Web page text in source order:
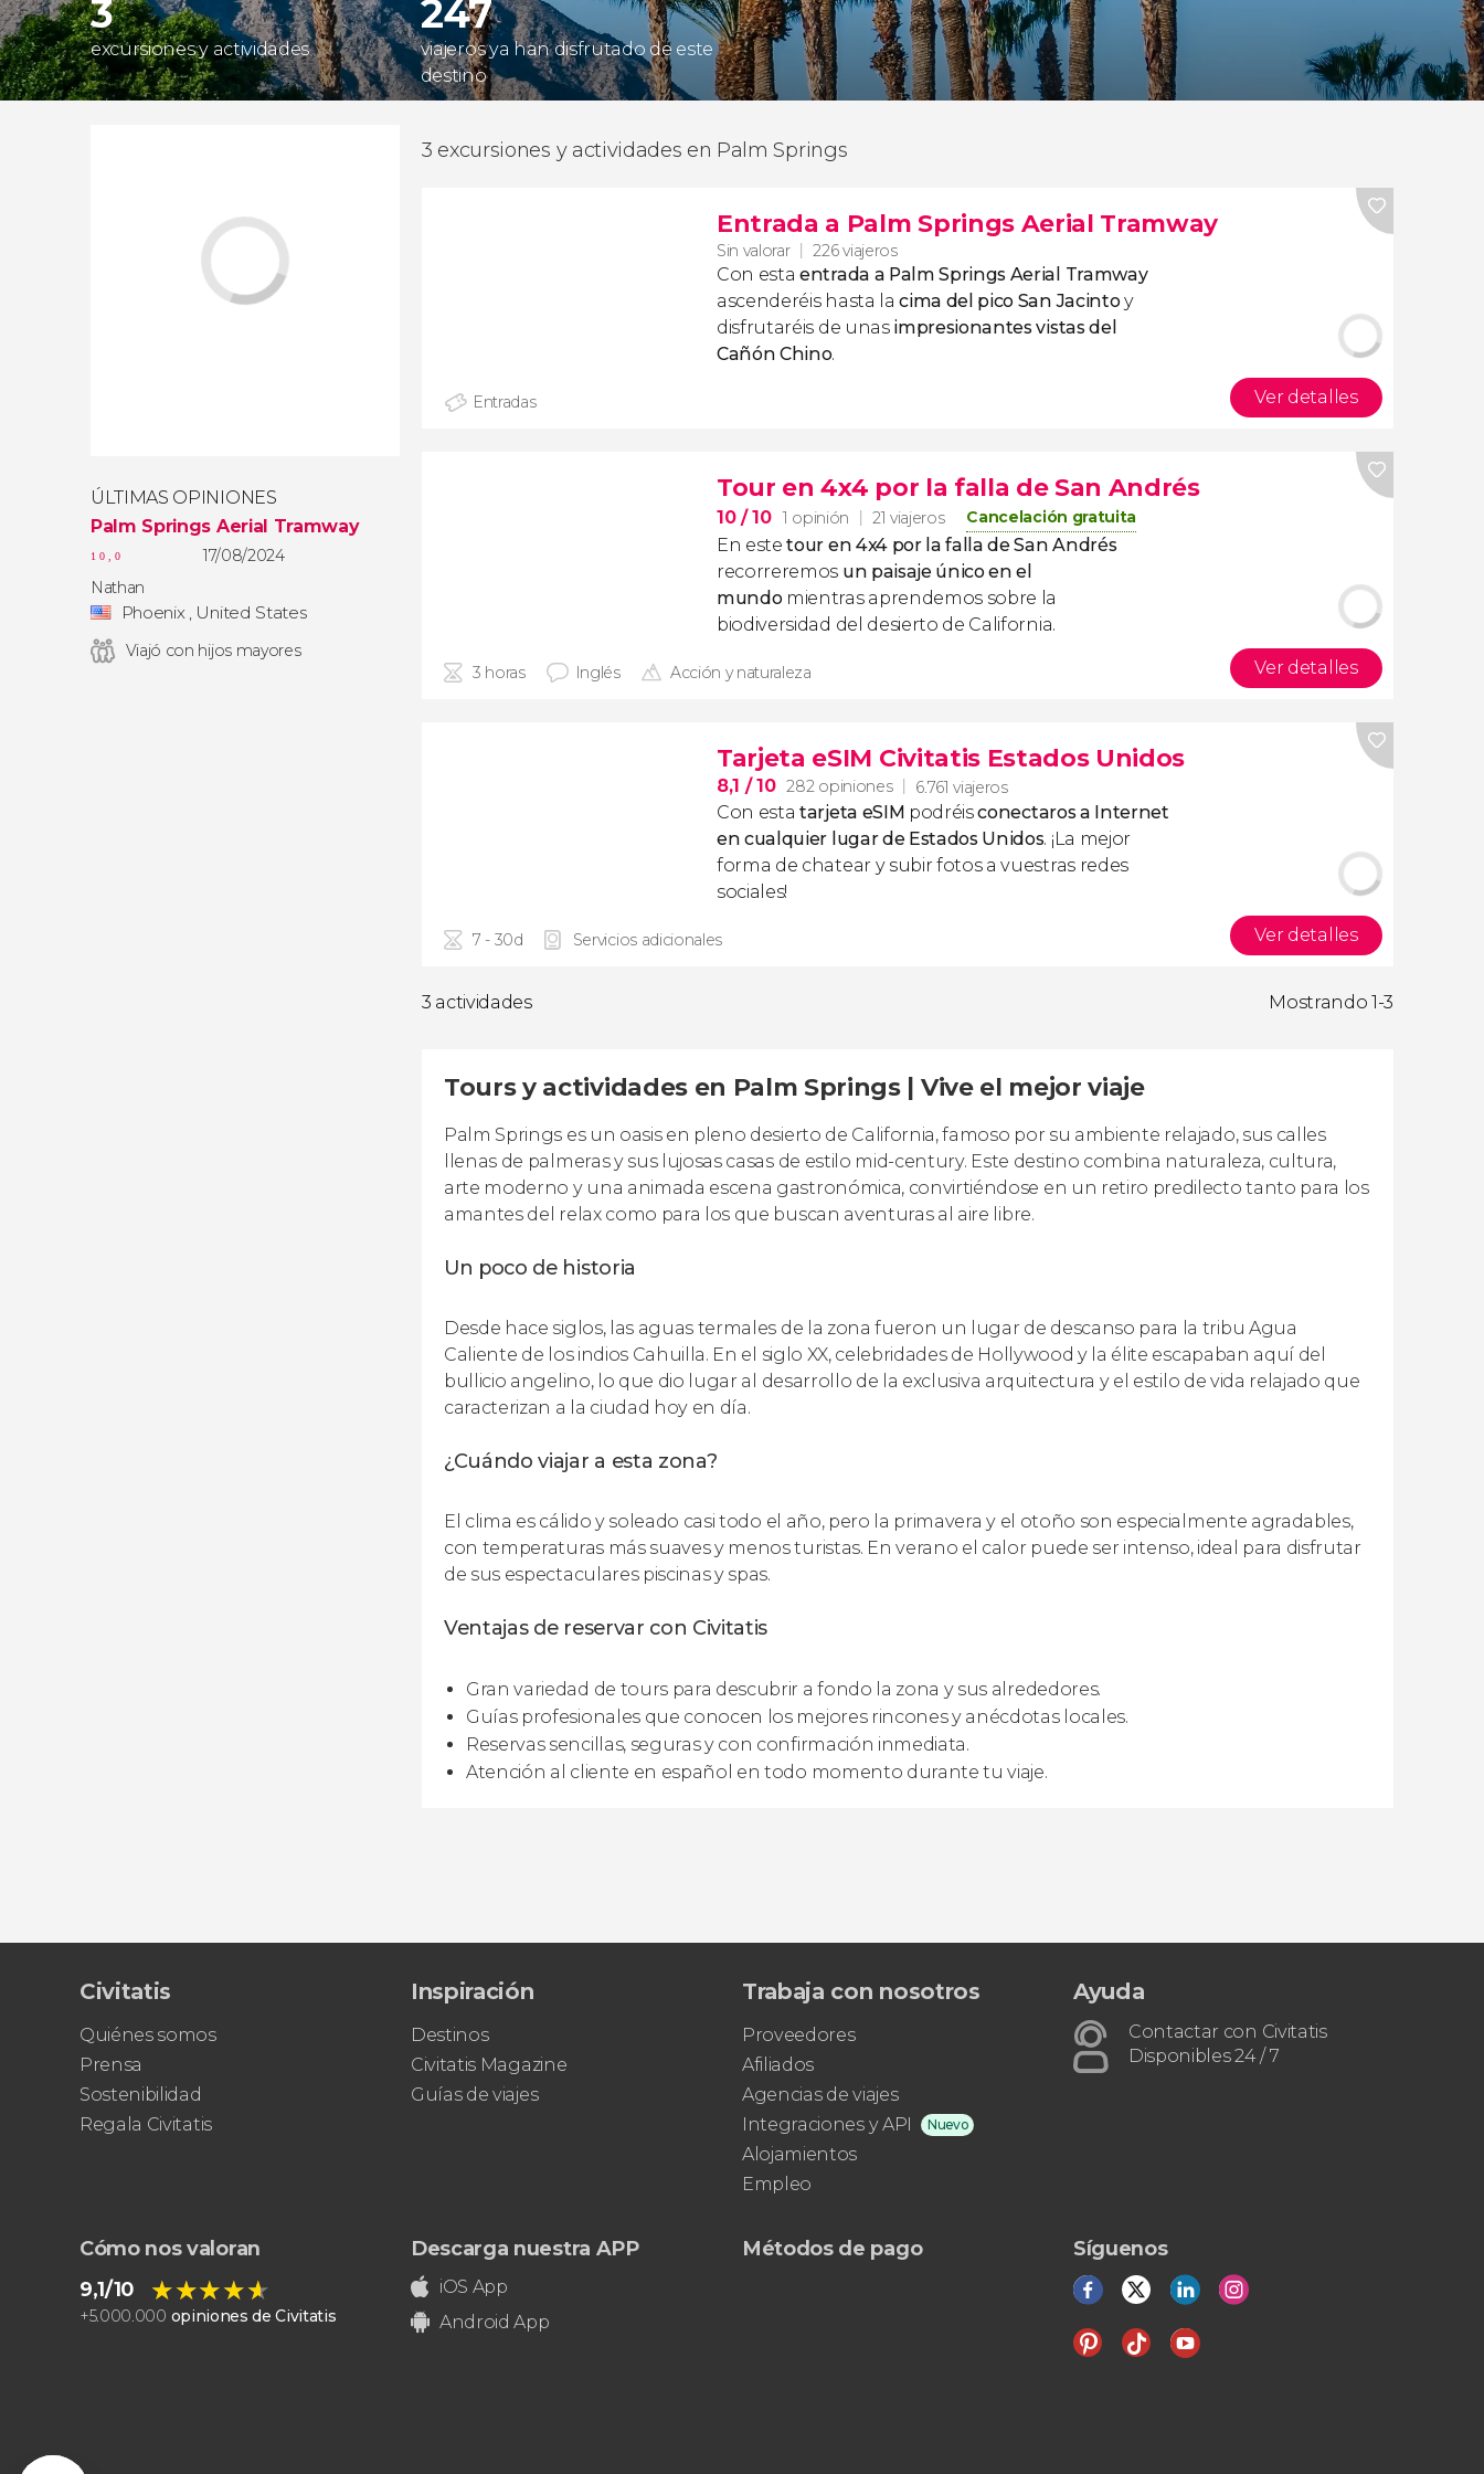
3
excursiones y actividades
247
viajeros ya han disfrutado de este
destino
ÚLTIMAS OPINIONES
Palm Springs Aerial Tramway
10,0
17/08/2024
Nathan
Phoenix , United States
Viajó con hijos mayores
3 excursiones y actividades en Palm Springs
Entrada a Palm Springs Aerial Tramway
Sin valorar 226 viajeros
Con estaentrada a Palm Springs Aerial Tramway
ascenderéis hasta lacima del pico San Jacintoy
disfrutaréis de unas impresionantes vistas del
Cañón Chino.
Entradas Ver detalles
Tour en 4x4 por la falla de San Andrés
10/ 10 1 opinión 21 viajeros Cancelación gratuita
En estetour en 4x4 por la falla de San Andrés
recorreremos un paisaje único en el
mundo mientras aprendemos sobre la
biodiversidad del desierto de California.
3 horas Inglés Acción y naturaleza Ver detalles
Tarjeta eSIM Civitatis Estados Unidos
8,1 / 10 282 opiniones 6.761 viajeros
Con estatarjeta eSIM podréisconectaros a Internet
en cualquier lugar de Estados Unidos. ¡La mejor
forma de chatear y subir fotos a vuestras redes
sociales!
7 - 30d Servicios adicionales Ver detalles
3 actividades Mostrando 1-3
Tours y actividades en Palm Springs | Vive el mejor viaje
Palm Springs es un oasis en pleno desierto de California, famoso por su ambiente relajado, sus calles
llenas de palmeras y sus lujosas casas de estilo mid-century. Este destino combina naturaleza, cultura,
arte moderno y una animada escena gastronómica, convirtiéndose en un retiro predilecto tanto para los
amantes del relax como para los que buscan aventuras al aire libre.
Un poco de historia
Desde hace siglos, las aguas termales de la zona fueron un lugar de descanso para la tribu Agua
Caliente de los indios Cahuilla. En el siglo XX, celebridades de Hollywood y la élite escapaban aquí del
bullicio angelino, lo que dio lugar al desarrollo de la exclusiva arquitectura y el estilo de vida relajado que
caracterizan a la ciudad hoy en día.
¿Cuándo viajar a esta zona?
El clima es cálido y soleado casi todo el año, pero la primavera y el otoño son especialmente agradables,
con temperaturas más suaves y menos turistas. En verano el calor puede ser intenso, ideal para disfrutar
de sus espectaculares piscinas y spas.
Ventajas de reservar con Civitatis
Gran variedad de tours para descubrir a fondo la zona y sus alrededores.
Guías profesionales que conocen los mejores rincones y anécdotas locales.
Reservas sencillas, seguras y con confirmación inmediata.
Atención al cliente en español en todo momento durante tu viaje.
Civitatis
Quiénes somos
Prensa
Sostenibilidad
Regala Civitatis
Inspiración
Destinos
Civitatis Magazine
Guías de viajes
Trabaja con nosotros
Proveedores
Afiliados
Agencias de viajes
Integraciones y API
Nuevo
Alojamientos
Empleo
Ayuda
Contactar con Civitatis
Disponibles 24 / 7
Cómo nos valoran
9,1/10
★★★★★
★★★★★
+5.000.000 opiniones de Civitatis
Descarga nuestra APP
iOS App
Android App
Métodos de pago Síguenos